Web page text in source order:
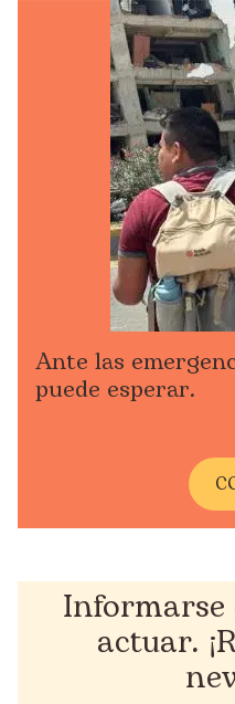
Ante las
puede esperar.
Informarse
actuar.